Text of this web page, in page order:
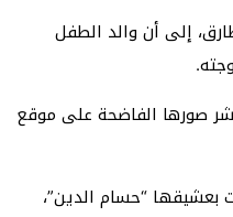
إلى أن والد الطفل
صورها الفاضحة على موقع
بعشيقها “حسام الدين”،